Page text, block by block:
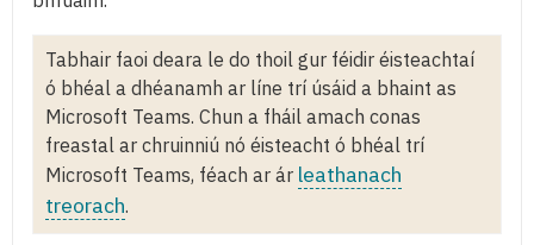
Tabhair faoi deara le do thoil gur féidir éisteachtaí
ó bhéal a dhéanamh ar líne trí úsáid a bhaint as
Microsoft Teams. Chun a fháil amach conas
freastal ar chruinniú nó éisteacht ó bhéal trí
Microsoft Teams, féach ar ár leathanach
treorach.